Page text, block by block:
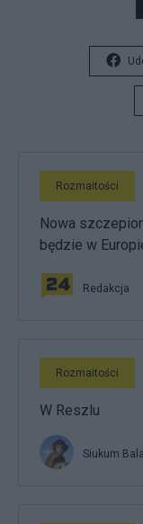
Rozmaitości
Nowa
będzie w
Redakcja
Rozmaitości
W Reszlu
Siukum